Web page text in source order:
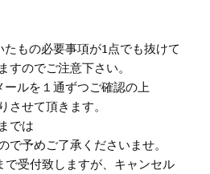
もの必要事項が1点でも抜けて
すのでご注意下さい。
ルを１通ずつご確認の上
させて頂きます。
では
で予めご了承くださいませ。
で受付致しますが、キャンセル